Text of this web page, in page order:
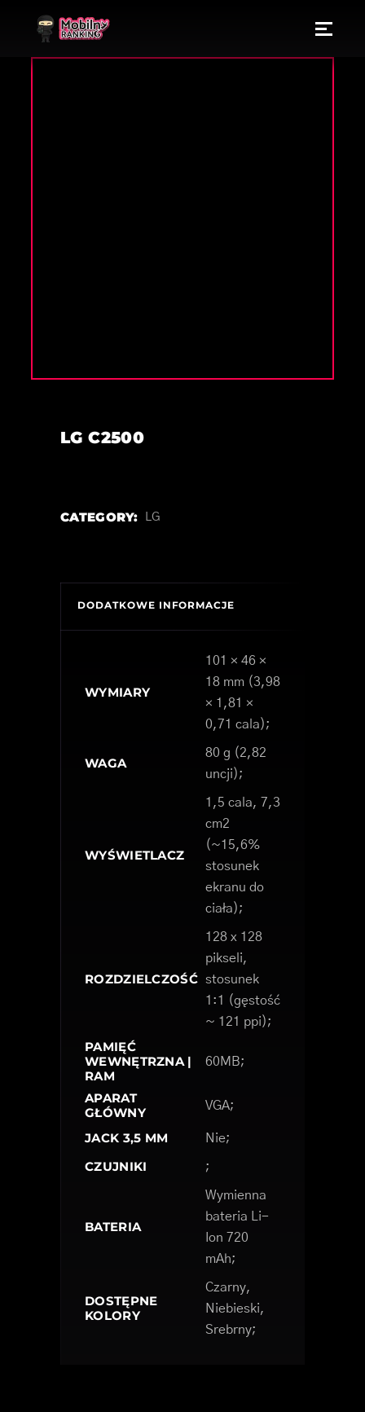
LG C2500
CATEGORY: LG
DODATKOWE INFORMACJE
WYMIARY
101 × 46 ×
18 mm (3,98
× 1,81 ×
0,71 cala);
WAGA
80 g (2,82
uncji);
WYŚWIETLACZ
1,5 cala, 7,3
cm2
(~15,6%
stosunek
ekranu do
ciała);
ROZDZIELCZOŚĆ
128 x 128
pikseli,
stosunek
1:1 (gęstość
~ 121 ppi);
PAMIĘĆ
WEWNĘTRZNA |
RAM
60MB;
APARAT
GŁÓWNY
VGA;
JACK 3,5 MM Nie;
CZUJNIKI ;
BATERIA
Wymienna
bateria Li-
Ion 720
mAh;
DOSTĘPNE
KOLORY
Czarny,
Niebieski,
Srebrny;